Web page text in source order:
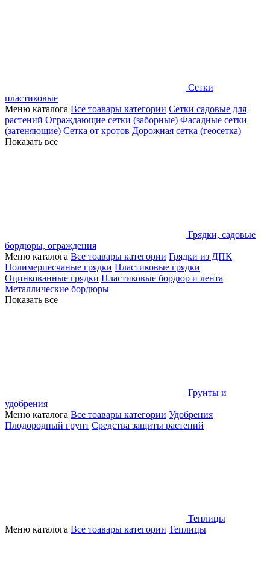
Сетки
пластиковые
Меню каталога Все тоавары категории Сетки садовые для
растений Ограждающие сетки (заборные) Фасадные сетки
(затеняющие) Сетка от кротов Дорожная сетка (геосетка)
Показать все
Грядки, садовые
бордюры, ограждения
Меню каталога Все тоавары категории Грядки из ДПК
Полимерпесчаные грядки Пластиковые грядки
Оцинкованные грядки Пластиковые бордюр и лента
Металлические бордюры
Показать все
Грунты и
удобрения
Меню каталога Все тоавары категории Удобрения
Плодородный грунт Средства защиты растений
Теплицы
Меню каталога Все тоавары категории Теплицы